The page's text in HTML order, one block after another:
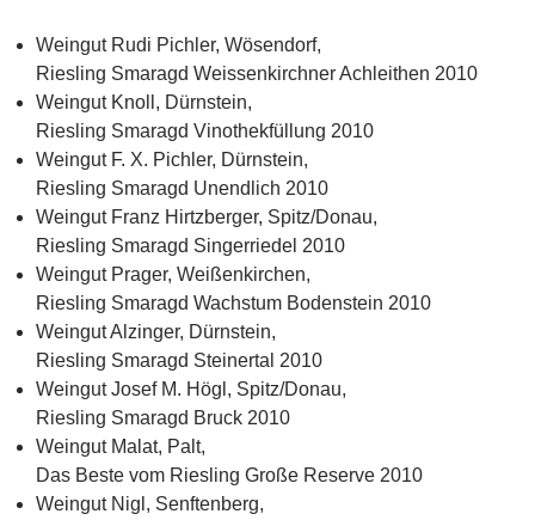
Weingut Rudi Pichler, Wösendorf,
Riesling Smaragd Weissenkirchner Achleithen 2010
Weingut Knoll, Dürnstein,
Riesling Smaragd Vinothekfüllung 2010
Weingut F. X. Pichler, Dürnstein,
Riesling Smaragd Unendlich 2010
Weingut Franz Hirtzberger, Spitz/Donau,
Riesling Smaragd Singerriedel 2010
Weingut Prager, Weißenkirchen,
Riesling Smaragd Wachstum Bodenstein 2010
Weingut Alzinger, Dürnstein,
Riesling Smaragd Steinertal 2010
Weingut Josef M. Högl, Spitz/Donau,
Riesling Smaragd Bruck 2010
Weingut Malat, Palt,
Das Beste vom Riesling Große Reserve 2010
Weingut Nigl, Senftenberg,